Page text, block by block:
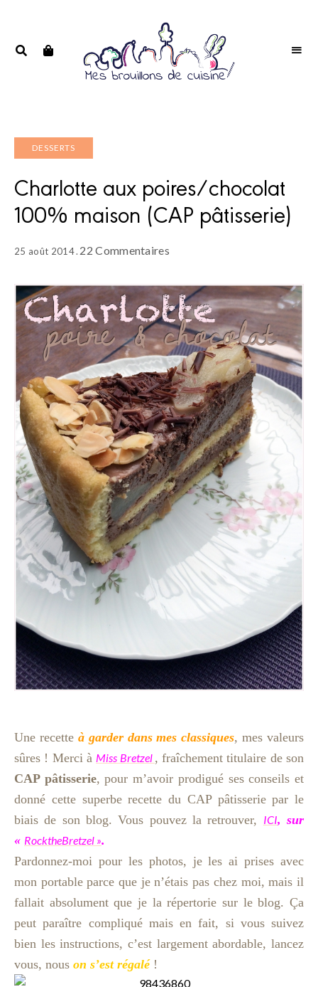
DESSERTS
Charlotte aux poires/chocolat
100% maison (CAP pâtisserie)
25 août 2014 22 Commentaires
Une recette à garder dans mes classiques, mes valeurs
sûres ! Merci àMiss Bretzel , fraîchement titulaire de son
CAP pâtisserie, pour m’avoir prodigué ses conseils et
donné cette superbe recette du CAP pâtisserie par le
biais de son blog. Vous pouvez la retrouver, ICI, sur
« RocktheBretzel ».
Pardonnez-moi pour les photos, je les ai prises avec
mon portable parce que je n’étais pas chez moi, mais il
fallait absolument que je la répertorie sur le blog. Ça
peut paraître compliqué mais en fait, si vous suivez
bien les instructions, c’est largement abordable, lancez
vous, nous on s’est régalé !